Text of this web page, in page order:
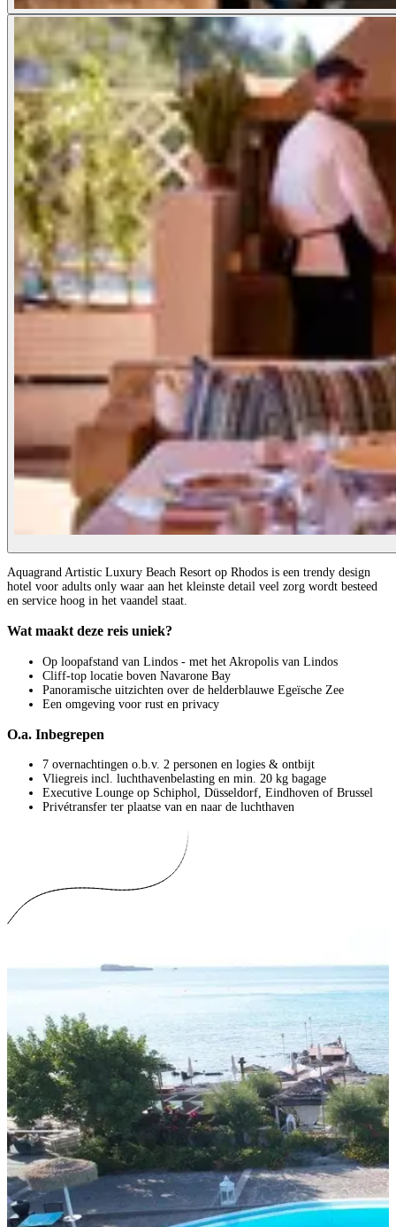
Aquagrand Artistic Luxury Beach Resort op Rhodos is een trendy design
hotel voor adults only waar aan het kleinste detail veel zorg wordt besteed
en service hoog in het vaandel staat.
Wat maakt deze reis uniek?
Op loopafstand van Lindos - met het Akropolis van Lindos
Cliff-top locatie boven Navarone Bay
Panoramische uitzichten over de helderblauwe Egeïsche Zee
Een omgeving voor rust en privacy
O.a. Inbegrepen
7 overnachtingen o.b.v. 2 personen en logies & ontbijt
Vliegreis incl. luchthavenbelasting en min. 20 kg bagage
Executive Lounge op Schiphol, Düsseldorf, Eindhoven of Brussel
Privétransfer ter plaatse van en naar de luchthaven